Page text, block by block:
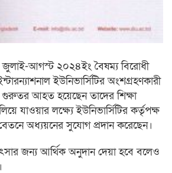
জুলাই-আগস্ট ২০২৪ইং বৈষম্য বিরোধী
ইউনিভার্সিটির অংশগ্রহণকারী
গুরুতর আহত হয়েছেন তাদের শিক্ষা
যাওয়ার লক্ষ্যে ইউনিভার্সিটির কর্তৃপক্ষ
অধ্যয়নের সুযোগ প্রদান করেছেন।
জন্য আর্থিক অনুদান দেয়া হবে বলেও